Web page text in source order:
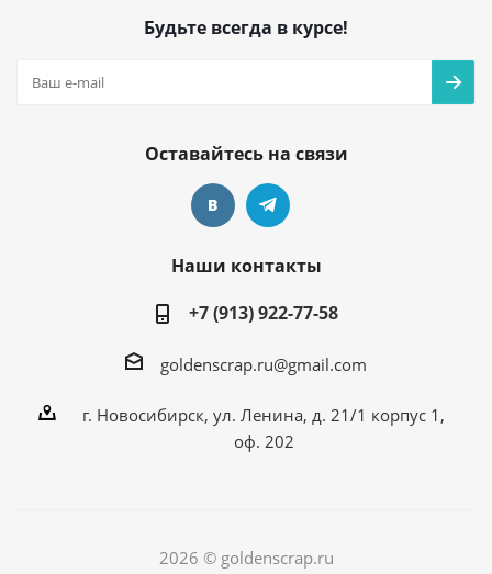
Будьте всегда в курсе!
Оставайтесь на связи
Наши контакты
+7 (913) 922-77-58
goldenscrap.ru@gmail.com
г. Новосибирск, ул. Ленина, д. 21/1 корпус 1,
оф. 202
2026 © goldenscrap.ru